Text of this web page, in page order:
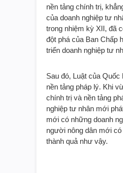
nền tảng chính trị,
của doanh nghiệp tư
trong nhiệm kỳ XII, đã
đột phá của Ban Chấp
triển doanh nghiệp tư
Sau đó, Luật của Quốc
nền tảng pháp lý. Khi
chính trị và nền tảng
nghiệp tư nhân mới
mới có những doanh
người nông dân mới
thành quả như vậy.